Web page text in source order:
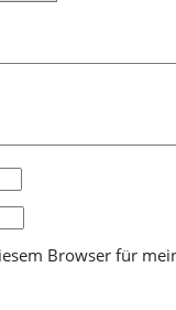
Browser für